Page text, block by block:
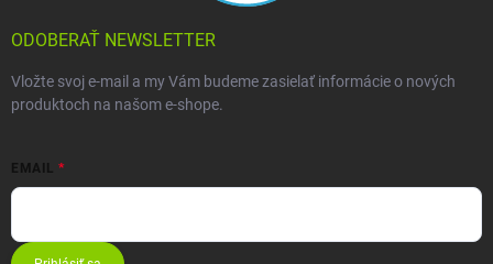
ODOBERAŤ NEWSLETTER
Vložte svoj e-mail a my Vám budeme zasielať informácie o nových
produktoch na našom e-shope.
EMAIL